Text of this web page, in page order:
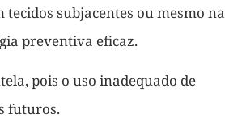
subjacentes ou mesmo na
preventiva eficaz.
pois o uso inadequado de
futuros.